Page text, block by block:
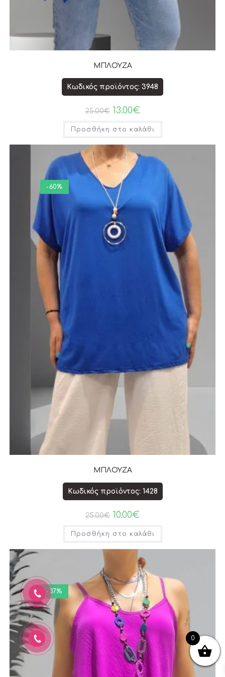
ΜΠΛΟΥΖΑ
Κωδικός προϊόντος: 3948
25.00€ 13.00€
Προσθήκη στο καλάθι
-60%
ΜΠΛΟΥΖΑ
Κωδικός προϊόντος: 1428
25.00€ 10.00€
Προσθήκη στο καλάθι
-37%
0